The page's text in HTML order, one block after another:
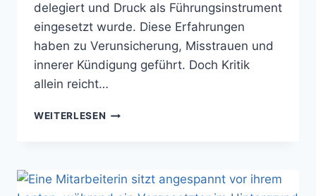
delegiert und Druck als Führungsinstrument
eingesetzt wurde. Diese Erfahrungen
haben zu Verunsicherung, Misstrauen und
innerer Kündigung geführt. Doch Kritik
allein reicht…
WEITERLESEN VORBILDHAFTE